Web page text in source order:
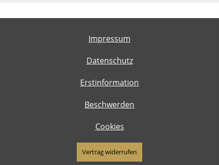
Impressum
Datenschutz
Erstinformation
Beschwerden
Cookies
Vertrag widerrufen